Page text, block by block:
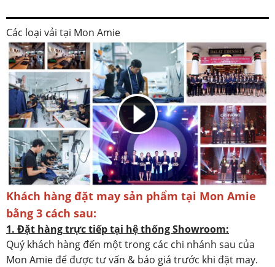
Các loại vải tại Mon Amie
Khách hàng đặt may sản phẩm tại Mon Amie
bằng 3 cách sau:
1. Đặt hàng trực tiếp tại hệ thống Showroom:
Quý khách hàng đến một trong các chi nhánh sau của
Mon Amie để được tư vấn & báo giá trước khi đặt may.